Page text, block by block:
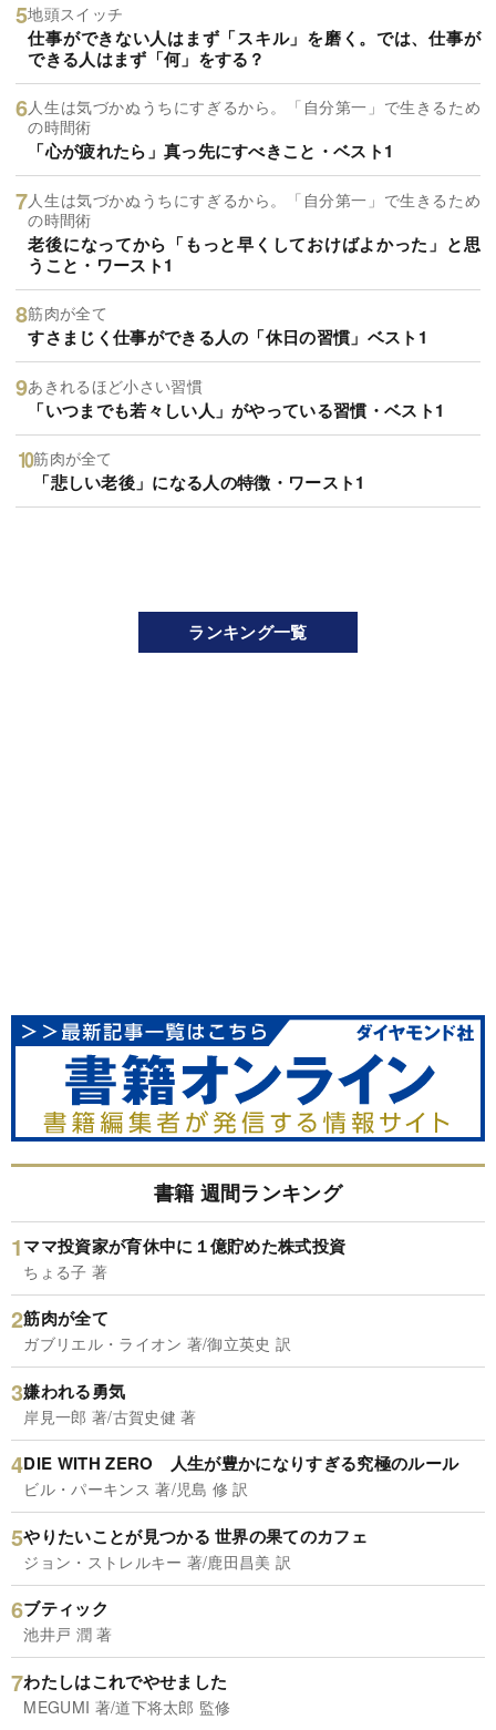
地頭スイッチ
仕事ができない人はまず「スキル」を磨く。では、仕事が
できる人はまず「何」をする？
人生は気づかぬうちにすぎるから。「自分第一」で生きるため
の時間術
「心が疲れたら」真っ先にすべきこと・ベスト1
人生は気づかぬうちにすぎるから。「自分第一」で生きるため
の時間術
老後になってから「もっと早くしておけばよかった」と思
うこと・ワースト1
筋肉が全て
すさまじく仕事ができる人の「休日の習慣」ベスト1
あきれるほど小さい習慣
「いつまでも若々しい人」がやっている習慣・ベスト1
筋肉が全て
「悲しい老後」になる人の特徴・ワースト1
ランキング一覧
書籍 週間ランキング
ママ投資家が育休中に１億貯めた株式投資
ちょる子 著
筋肉が全て
ガブリエル・ライオン 著/御立英史 訳
嫌われる勇気
岸見一郎 著/古賀史健 著
DIE WITH ZERO 人生が豊かになりすぎる究極のルール
ビル・パーキンス 著/児島 修 訳
やりたいことが見つかる 世界の果てのカフェ
ジョン・ストレルキー 著/鹿田昌美 訳
ブティック
池井戸 潤 著
わたしはこれでやせました
MEGUMI 著/道下将太郎 監修